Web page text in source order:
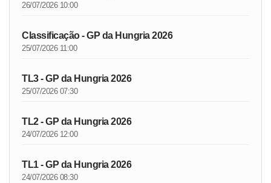
26/07/2026 10:00
Classificação - GP da Hungria 2026
25/07/2026 11:00
TL3 - GP da Hungria 2026
25/07/2026 07:30
TL2 - GP da Hungria 2026
24/07/2026 12:00
TL1 - GP da Hungria 2026
24/07/2026 08:30